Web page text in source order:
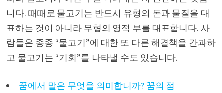
니다. 때때로 물고기는 반드시 유형의 돈과 물질을 대
표하는 것이 아니라 무형의 영적 부를 대표합니다. 사
람들은 종종 “물고기”에 대한 또 다른 해결책을 간과하
고 물고기는 “기회”를 나타낼 수도 있습니다.
꿈에서 말은 무엇을 의미합니까? 꿈의 점